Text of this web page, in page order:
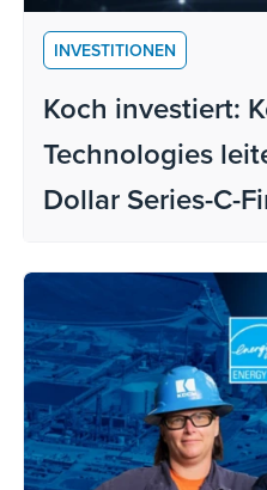
INVESTITIONEN
Koch investiert:
Technologies
Dollar Series-C-